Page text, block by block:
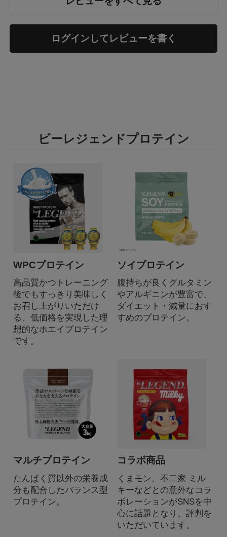
ログインしてレビューを書く
ビーレジェンドプロテイン
WPCプロテイン
高品質かつトレーニング
後でもすっきり美味しく
お召し上がりいただけ
る、低価格を実現した理
想的なホエイプロテイン
です。
ソイプロテイン
腹持ちが良くグルタミン
やアルギニンが豊富で、
ダイエット・減量におす
すめのプロテイン。
マルチプロテイン
たんぱく質以外の栄養成
分も配合したバランス型
プロテイン。
コラボ商品
くまモン、不二家 ミル
キーなどとの意外なコラ
ボレーションがSNSを中
心に話題となり、評判を
いただいています。